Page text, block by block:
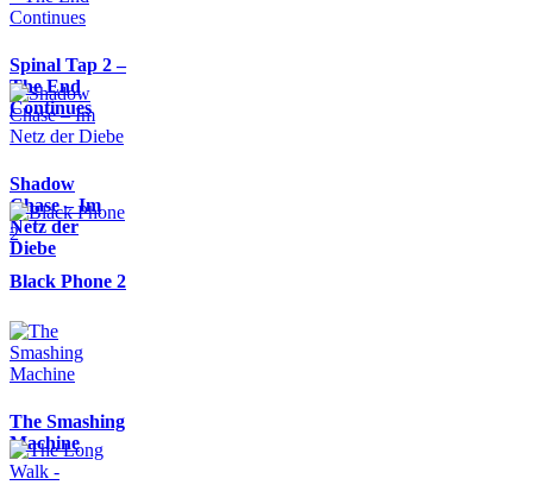
Spinal Tap 2 –
The End
Continues
Shadow
Chase – Im
Netz der
Diebe
Black Phone 2
The Smashing
Machine